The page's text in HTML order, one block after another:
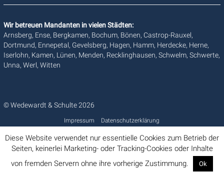
Wir betreuen Mandanten in vielen Städten:
Arnsberg, Ense, Bergkamen, Bochum, Bönen, Castrop-Rauxel,
Dortmund, Ennepetal, Gevelsberg, Hagen, Hamm, Herdecke, Herne,
Iserlohn, Kamen, Lünen, Menden, Recklinghausen, Schwelm, Schwerte,
Unna, Werl, Witten
© Wedewardt & Schulte 2026
Impressum Datenschutzerklärung
Diese Website verwendet nur essentielle Cookies zum Betrieb der
Seiten, keinerlei Marketing- oder Tracking-Cookies oder Inhalte
von fremden Servern ohne ihre vorherige Zustimmung.
Ok